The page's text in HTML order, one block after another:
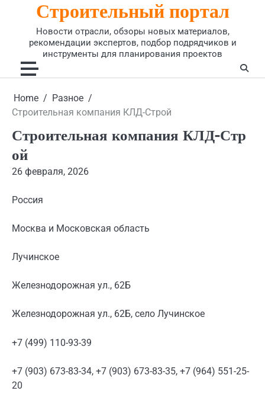
Строительный портал
Новости отрасли, обзоры новых материалов,
рекомендации экспертов, подбор подрядчиков и
инструменты для планирования проектов
Home
Разное
Строительная компания КЛД-Строй
Строительная компания КЛД-Стр
ой
26 февраля, 2026
Россия
Москва и Московская область
Лучинское
Железнодорожная ул., 62Б
Железнодорожная ул., 62Б, село Лучинское
+7 (499) 110-93-39
+7 (903) 673-83-34, +7 (903) 673-83-35, +7 (964) 551-25-
20